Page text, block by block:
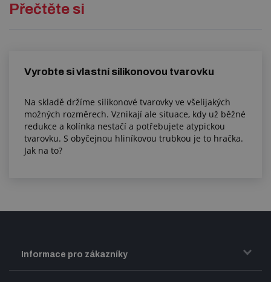
Přečtěte si
Vyrobte si vlastní silikonovou tvarovku
Na skladě držíme silikonové tvarovky ve všelijakých
možných rozměrech. Vznikají ale situace, kdy už běžné
redukce a kolínka nestačí a potřebujete atypickou
tvarovku. S obyčejnou hliníkovou trubkou je to hračka.
Jak na to?
Informace pro zákazníky